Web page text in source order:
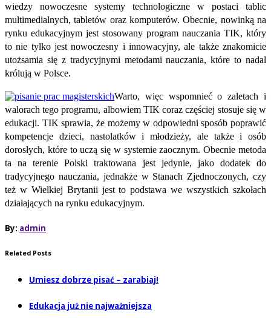
wiedzy nowoczesne systemy technologiczne w postaci tablic
multimedialnych, tabletów oraz komputerów. Obecnie, nowinką na
rynku edukacyjnym jest stosowany program nauczania TIK, który
to nie tylko jest nowoczesny i innowacyjny, ale także znakomicie
utożsamia się z tradycyjnymi metodami nauczania, które to nadal
królują w Polsce.
Warto, więc wspomnieć o zaletach i
walorach tego programu, albowiem TIK coraz częściej stosuje się w
edukacji. TIK sprawia, że możemy w odpowiedni sposób poprawić
kompetencje dzieci, nastolatków i młodzieży, ale także i osób
dorosłych, które to uczą się w systemie zaocznym. Obecnie metoda
ta na terenie Polski traktowana jest jedynie, jako dodatek do
tradycyjnego nauczania, jednakże w Stanach Zjednoczonych, czy
też w Wielkiej Brytanii jest to podstawa we wszystkich szkołach
działających na rynku edukacyjnym.
By: admin
Related Posts
Umiesz dobrze pisać – zarabiaj!
Edukacja już nie najważniejsza